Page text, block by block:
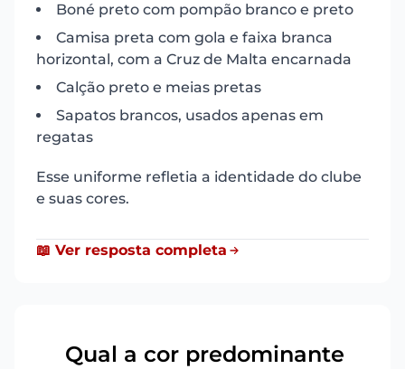
Boné preto com pompão branco e preto
Camisa preta com gola e faixa branca
horizontal, com a Cruz de Malta encarnada
Calção preto e meias pretas
Sapatos brancos, usados apenas em
regatas
Esse uniforme refletia a identidade do clube
e suas cores.
📖 Ver resposta completa
Qual a cor predominante